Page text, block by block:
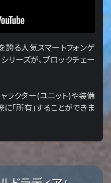
る人気スマートフォンゲ
リーズが、ブロックチェー
ラクター(ユニット)や装備
「所有」することができま